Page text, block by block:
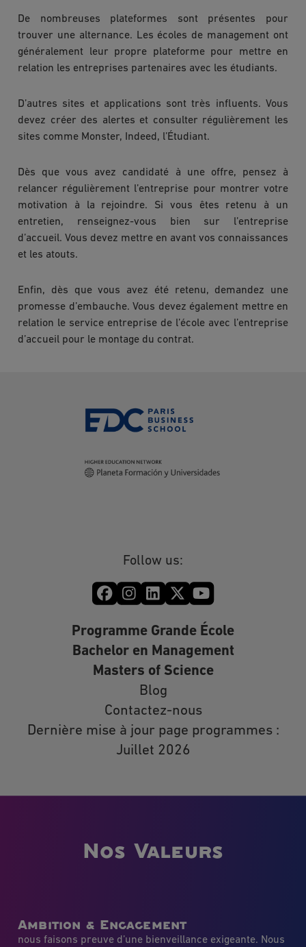
De nombreuses plateformes sont présentes pour
trouver une alternance. Les écoles de management ont
généralement leur propre plateforme pour mettre en
relation les entreprises partenaires avec les étudiants.
D’autres sites et applications sont très influents. Vous
devez créer des alertes et consulter régulièrement les
sites comme Monster, Indeed, l’Étudiant.
Dès que vous avez candidaté à une offre, pensez à
relancer régulièrement l’entreprise pour montrer votre
motivation à la rejoindre. Si vous êtes retenu à un
entretien, renseignez-vous bien sur l’entreprise
d’accueil. Vous devez mettre en avant vos connaissances
et les atouts.
Enfin, dès que vous avez été retenu, demandez une
promesse d’embauche. Vous devez également mettre en
relation le service entreprise de l’école avec l’entreprise
d’accueil pour le montage du contrat.
Follow us:
Programme Grande École
Bachelor en Management
Masters of Science
Blog
Contactez-nous
Dernière mise à jour page programmes :
Juillet 2026
Nos Valeurs
Ambition & Engagement
nous faisons preuve d’une bienveillance exigeante. Nous